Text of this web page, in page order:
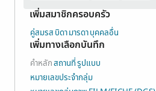
เพิ่มสมาชิกครอบครัว
คู่สมรส บิดามารดาบุคคลอื่น
เพิ่มทางเลือกบันทึก
คำหลักสถานที่รูปแบบ
หมายเลขประจำกลุ่ม